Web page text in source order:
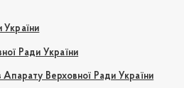
України
Ради України
Апарату Верховної Ради України